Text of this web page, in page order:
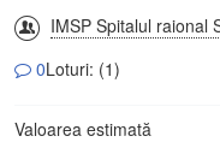
IMSP Spitalul raional
0Loturi: (1)
Valoarea estimată